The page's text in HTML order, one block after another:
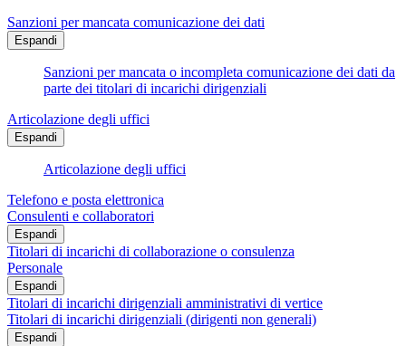
Sanzioni per mancata comunicazione dei dati
Espandi
Sanzioni per mancata o incompleta comunicazione dei dati da
parte dei titolari di incarichi dirigenziali
Articolazione degli uffici
Espandi
Articolazione degli uffici
Telefono e posta elettronica
Consulenti e collaboratori
Espandi
Titolari di incarichi di collaborazione o consulenza
Personale
Espandi
Titolari di incarichi dirigenziali amministrativi di vertice
Titolari di incarichi dirigenziali (dirigenti non generali)
Espandi